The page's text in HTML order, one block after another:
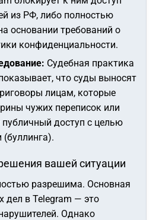
из РФ, либо полностью
основании требований о
конфиденциальности.
Судебная практика
что суды выносят
лицам, которые
чужих переписок или
доступ с целью
(буллинга).
вашей ситуации
разрешима. Основная
дел в Telegram — это
Однако